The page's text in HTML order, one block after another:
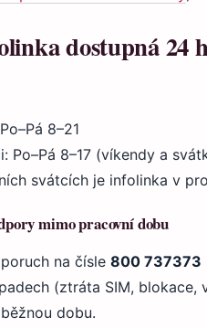
dostupná 24
8–21
Po–Pá 8–17 (víkendy a
svátcích je infolinka v
mimo pracovní dobu
na čísle 800 737373
(ztráta SIM, blokace,
dobu.